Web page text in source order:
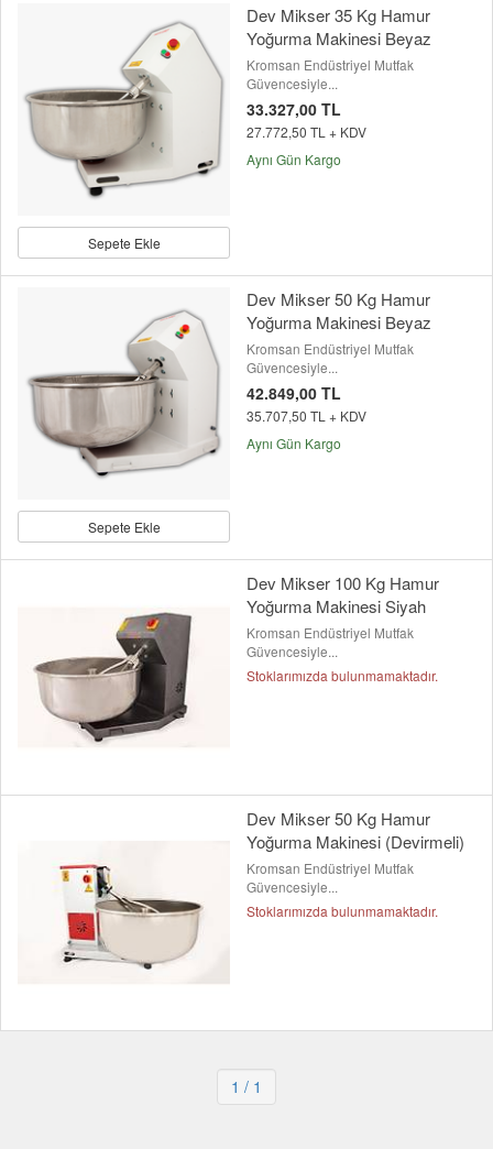
Sepete Ekle
Dev Mikser 35 Kg Hamur
Yoğurma Makinesi Beyaz
Kromsan Endüstriyel Mutfak
Güvencesiyle...
33.327,00 TL
27.772,50 TL + KDV
Aynı Gün Kargo
Sepete Ekle
Dev Mikser 50 Kg Hamur
Yoğurma Makinesi Beyaz
Kromsan Endüstriyel Mutfak
Güvencesiyle...
42.849,00 TL
35.707,50 TL + KDV
Aynı Gün Kargo
Dev Mikser 100 Kg Hamur
Yoğurma Makinesi Siyah
Kromsan Endüstriyel Mutfak
Güvencesiyle...
Stoklarımızda bulunmamaktadır.
Dev Mikser 50 Kg Hamur
Yoğurma Makinesi (Devirmeli)
Kromsan Endüstriyel Mutfak
Güvencesiyle...
Stoklarımızda bulunmamaktadır.
1 / 1